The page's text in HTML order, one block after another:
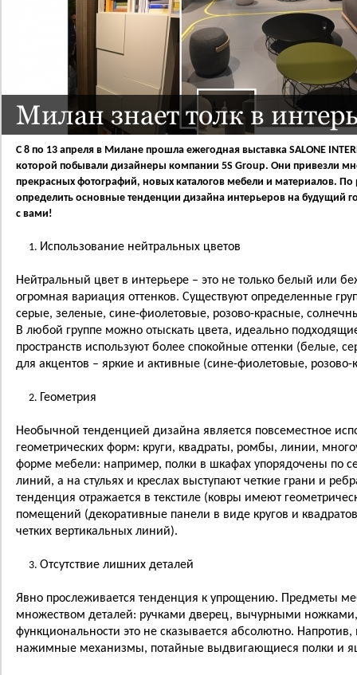
Милан знает толк в
С 8 по 13 апреля в Милане прошла ежегодная выставка SALONE
которой побывали дизайнеры компании 5S Group. Они привезли
прекрасных фотографий, новых каталогов мебели и материалов. По
определить основные тенденции дизайна интерьеров на будущий
с вами!
Использование нейтральных цветов
Нейтральный цвет в интерьере – это не только белый или
огромная вариация оттенков. Существуют определенные
серые, зеленые, сине-фиолетовые, розово-красные,
В любой группе можно отыскать цвета, идеально
пространств используют более спокойные оттенки (белые,
для акцентов – яркие и активные (сине-фиолетовые,
Геометрия
Необычной тенденцией дизайна является повсеместное
геометрических форм: круги, квадраты, ромбы, линии,
форме мебели: например, полки в шкафах упорядочены по
линий, а на стульях и креслах выступают четкие грани и
тенденция отражается в текстиле (ковры имеют
помещений (декоративные панели в виде кругов и
четких вертикальных линий).
Отсутствие лишних деталей
Явно прослеживается тенденция к упрощению. Предметы
множеством деталей: ручками дверец, вычурными
функциональности это не сказывается абсолютно.
нажимные механизмы, потайные выдвигающиеся полки и